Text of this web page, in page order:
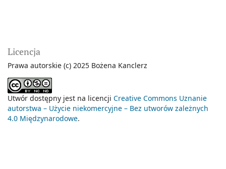
Licencja
Prawa autorskie (c) 2025 Bożena Kanclerz
Utwór dostępny jest na licencji Creative Commons Uznanie
autorstwa – Użycie niekomercyjne – Bez utworów zależnych
4.0 Międzynarodowe.